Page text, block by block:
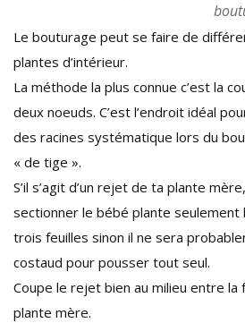
Le bouturage peut se faire de
plantes d’intérieur.
La méthode la plus connue c’est la
deux noeuds. C’est l’endroit idéal
des racines systématique lors du
« de tige ».
S’il s’agit d’un rejet de ta plante
sectionner le bébé plante seulement
trois feuilles sinon il ne sera
costaud pour pousser tout seul.
Coupe le rejet bien au milieu entre
plante mère.